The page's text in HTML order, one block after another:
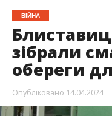
ВІЙНА
зібрали
обереги
Опубліковано 14.04.2024